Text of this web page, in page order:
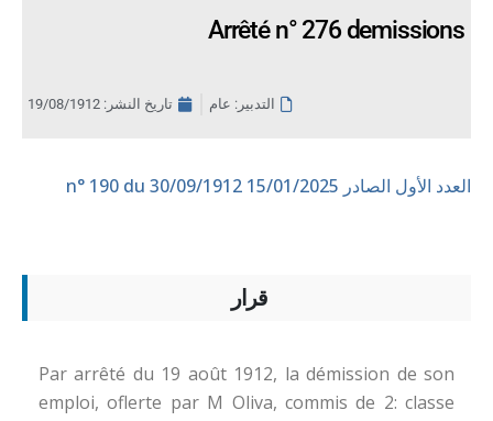
Arrêté n° 276 demissions
التدبير: عام تاريخ النشر: 19/08/1912
العدد الأول الصادر 15/01/2025
قرار
Par arrêté du 19 août 1912, la démission de son
emploi, oflerte par M Oliva, commis de 2: classe